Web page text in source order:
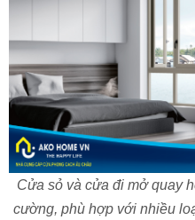
Cửa sỏ và cửa đi mở quay
cường, phù hợp với nhiều